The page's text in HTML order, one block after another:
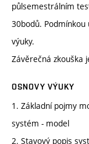
půlsemestrálním
30bodů.
výuky.
Závěrečná zkouška
OSNOVY VÝUKY
1. Základní pojmy
systém - model
2. Stavový popis